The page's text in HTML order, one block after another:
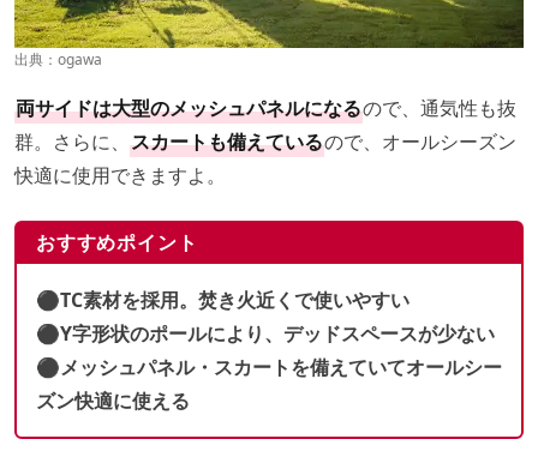
出典： ogawa
両サイドは大型のメッシュパネルになるので、通気性も抜
群。さらに、 スカートも備えているので、オールシーズン
快適に使用できますよ。
おすすめポイント
⚫︎TC素材を採用。焚き火近くで使いやすい
⚫︎Y字形状のポールにより、デッドスペースが少ない
⚫︎メッシュパネル・スカートを備えていてオールシー
ズン快適に使える